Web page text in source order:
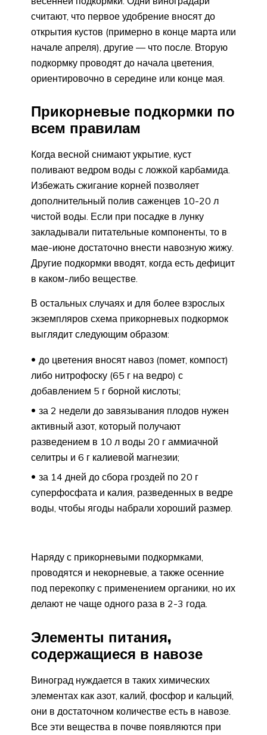
считают, что первое удобрение вносят до
открытия кустов (примерно в конце марта или
начале апреля), другие — что после. Вторую
подкормку проводят до начала цветения,
ориентировочно в середине или конце мая.
Прикорневые подкормки по
всем правилам
Когда весной снимают укрытие, куст
поливают ведром воды с ложкой карбамида.
Избежать сжигание корней позволяет
дополнительный полив саженцев 10-20 л
чистой воды. Если при посадке в лунку
закладывали питательные компоненты, то в
мае-июне достаточно внести навозную жижу.
Другие подкормки вводят, когда есть дефицит
в каком-либо веществе.
В остальных случаях и для более взрослых
экземпляров схема прикорневых подкормок
выглядит следующим образом:
до цветения вносят навоз (помет, компост)
либо нитрофоску (65 г на ведро) с
добавлением 5 г борной кислоты;
за 2 недели до завязывания плодов нужен
активный азот, который получают
разведением в 10 л воды 20 г аммиачной
селитры и 6 г калиевой магнезии;
за 14 дней до сбора гроздей по 20 г
суперфосфата и калия, разведенных в ведре
воды, чтобы ягоды набрали хороший размер.
Наряду с прикорневыми подкормками,
проводятся и некорневые, а также осенние
под перекопку с применением органики, но их
делают не чаще одного раза в 2-3 года.
Элементы питания,
содержащиеся в навозе
Виноград нуждается в таких химических
элементах как азот, калий, фосфор и кальций,
они в достаточном количестве есть в навозе.
Все эти вещества в почве появляются при